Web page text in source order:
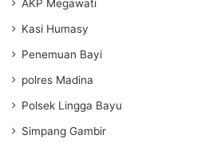
AKP Megawati
Kasi Humasy
Penemuan Bayi
polres Madina
Polsek Lingga Bayu
Simpang Gambir